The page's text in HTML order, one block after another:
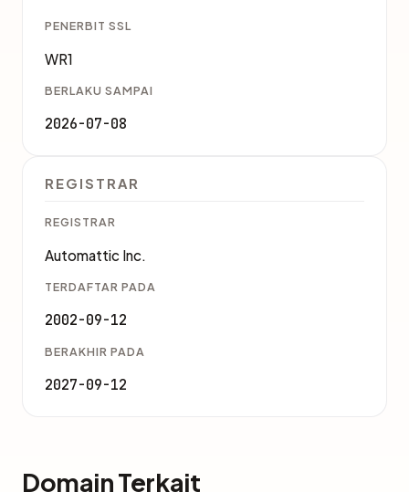
PENERBIT SSL
WR1
BERLAKU SAMPAI
2026-07-08
REGISTRAR
REGISTRAR
Automattic Inc.
TERDAFTAR PADA
2002-09-12
BERAKHIR PADA
2027-09-12
Domain Terkait